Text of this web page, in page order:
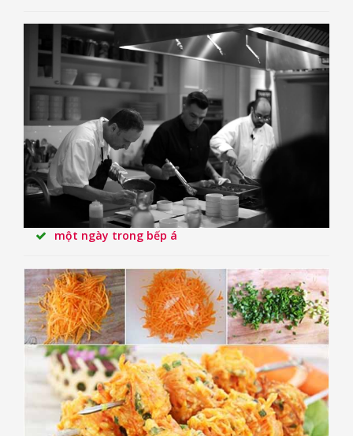
một ngày trong bếp á